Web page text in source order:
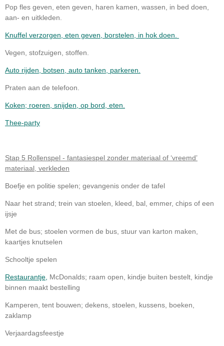
Pop fles geven, eten geven, haren kamen, wassen, in bed doen,
aan- en uitkleden.
Knuffel verzorgen, eten geven, borstelen, in hok doen.
Vegen, stofzuigen, stoffen.
Auto rijden, botsen, auto tanken, parkeren.
Praten aan de telefoon.
Koken; roeren, snijden, op bord, eten.
Thee-party
Stap 5 Rollenspel - fantasiespel zonder materiaal of ‘vreemd’
materiaal, verkleden
Boefje en politie spelen; gevangenis onder de tafel
Naar het strand; trein van stoelen, kleed, bal, emmer, chips of een
ijsje
Met de bus; stoelen vormen de bus, stuur van karton maken,
kaartjes knutselen
Schooltje spelen
Restaurantje, McDonalds; raam open, kindje buiten bestelt, kindje
binnen maakt bestelling
Kamperen, tent bouwen; dekens, stoelen, kussens, boeken,
zaklamp
Verjaardagsfeestje